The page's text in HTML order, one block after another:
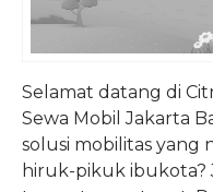
Selamat datang di
Sewa Mobil Jakarta
solusi mobilitas yang
hiruk-pikuk ibukota?